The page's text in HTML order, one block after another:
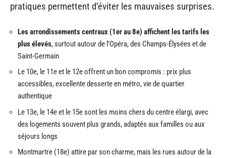
pratiques permettent d’éviter les mauvaises surprises.
Les arrondissements centraux (1er au 8e) affichent les tarifs les
plus élevés, surtout autour de l’Opéra, des Champs-Élysées et de
Saint-Germain
Le 10e, le 11e et le 12e offrent un bon compromis : prix plus
accessibles, excellente desserte en métro, vie de quartier
authentique
Le 13e, le 14e et le 15e sont les moins chers du centre élargi, avec
des logements souvent plus grands, adaptés aux familles ou aux
séjours longs
Montmartre (18e) attire par son charme, mais les rues autour de la